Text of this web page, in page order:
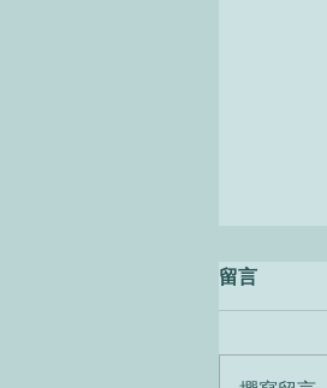
留言